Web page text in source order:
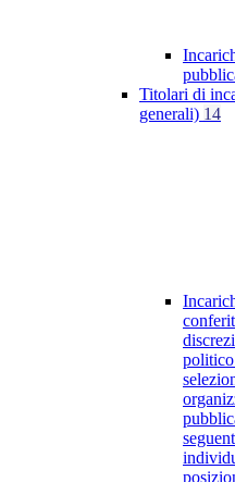
Titolari di
generali) 14
politico